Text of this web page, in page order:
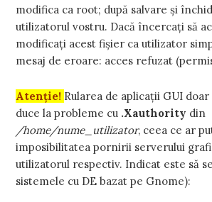
modifica ca root; după salvare și
utilizatorul vostru. Dacă încercați să
modificați acest fișier ca utilizator
mesaj de eroare: acces refuzat
Atenție! Rularea de aplicații GUI doar
duce la probleme cu .Xauthority din
/home/nume_utilizator, ceea ce ar
imposibilitatea pornirii serverului
utilizatorul respectiv. Indicat este să
sistemele cu DE bazat pe Gnome):